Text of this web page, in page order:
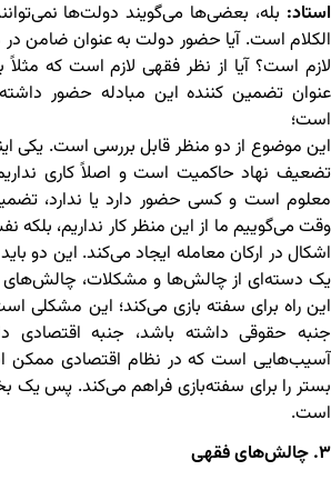
استاد: بله، بعضی‌ها می‌گویند دولت‌ها
الکلام است. آیا حضور دولت به عنوان ضامن در
لازم است؟ آیا از نظر فقهی لازم است که
عنوان تضمین کننده این مبادله حضور
است؛
این موضوع از دو منظر قابل بررسی است. یکی
تضعیف نهاد حاکمیت است و اصلاً کاری
معلوم است و کسی حضور دارد یا ندارد،
وقت می‌گوییم ما از این منظر کار نداریم،
اشکال در ارکان معامله ایجاد می‌کند. این دو
یک دسته‌ای از چالش‌ها و مشکلات، چالش‌های
این راه برای سفته بازی می‌کند؛ این مشکلی
جنبه حقوقی داشته باشد، جنبه اقتصادی
آسیب‌هایی است که در نظام اقتصادی
بستر را برای سفته‌بازی فراهم می‌کند. پس
است.
۳. چالش‌های فقهی